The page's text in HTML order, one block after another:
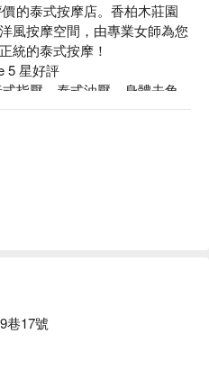
的泰式按摩店。香柏木莊園
風按摩空間，由專業女師為您
統的泰式按摩！
5 星好評
指壓、泰式油壓、身體去角
謐的環境，給您最高等級的
巷17號